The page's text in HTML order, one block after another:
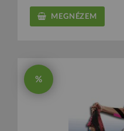
MEGNÉZEM
%